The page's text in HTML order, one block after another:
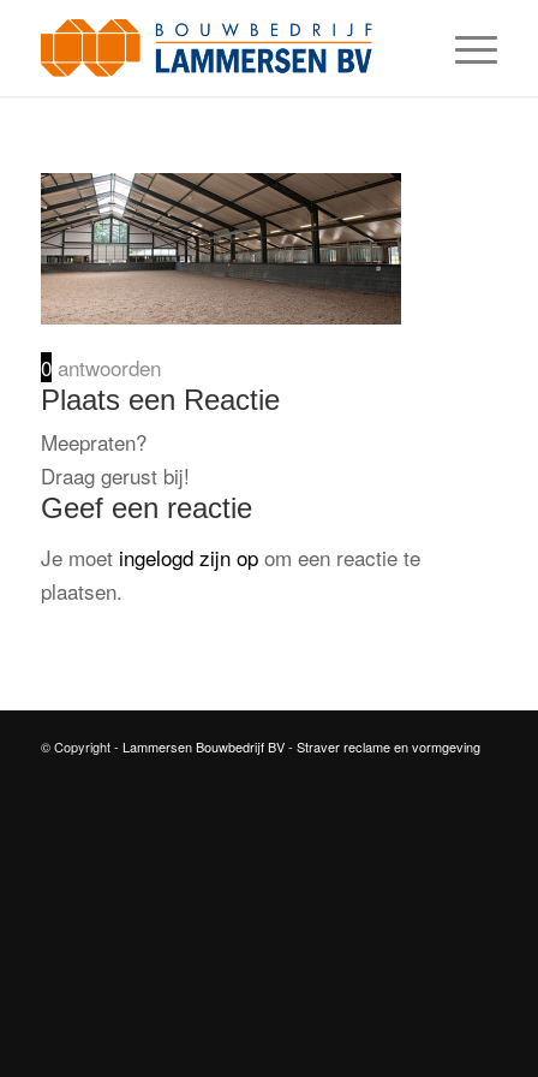
0 antwoorden
Plaats een Reactie
Meepraten?
Draag gerust bij!
Geef een reactie
Je moet ingelogd zijn opom een reactie te
plaatsen.
© Copyright - Lammersen Bouwbedrijf BV- Straver reclame en vormgeving